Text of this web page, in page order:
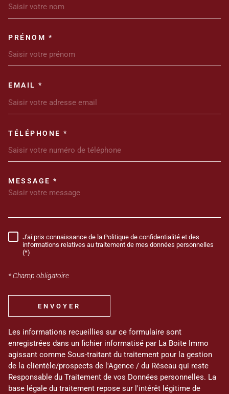
PRÉNOM *
EMAIL *
TÉLÉPHONE *
TRAD_MELTEM_VOREDEMANDE
MESSAGE *
RÈGLEMENTATION
J'ai pris connaissance de la Politique de confidentialité et des
informations relatives au traitement de mes données personnelles
(*)
* Champ obligatoire
ENVOYER
Les informations recueillies sur ce formulaire sont
enregistrées dans un fichier informatisé par La Boite Immo
agissant comme Sous-traitant du traitement pour la gestion
de la clientèle/prospects de l'Agence / du Réseau qui reste
Responsable du Traitement de vos Données personnelles. La
base légale du traitement repose sur l'intérêt légitime de